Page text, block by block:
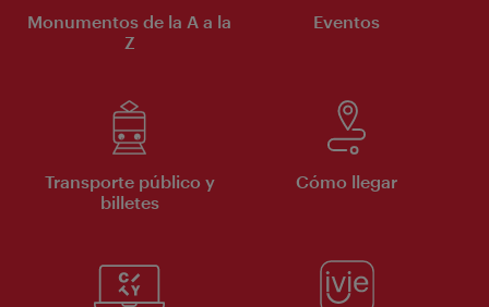
Monumentos de la A a la
Z
Eventos
Transporte público y
billetes
Cómo llegar